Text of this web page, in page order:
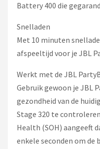
Battery 400 die
Snelladen
Met 10 minuten
afspeeltijd voor je JBL
Werkt met de JBL
Gebruik gewoon je JBL
gezondheid van de
Stage 320 te
Health (SOH) aangeeft
enkele seconden om de